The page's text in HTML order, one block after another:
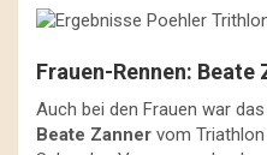
Frauen-Rennen:
Auch bei den Frauen war
Beate Zanner vom